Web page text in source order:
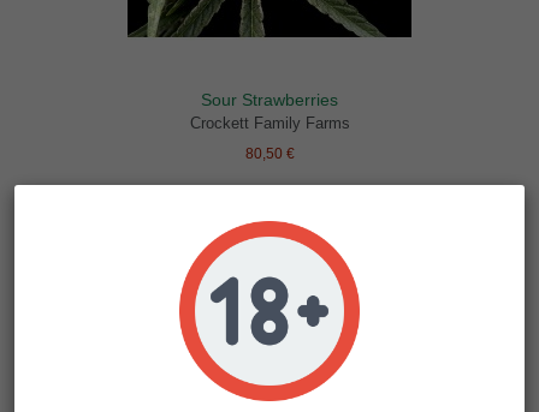
Sour Strawberries
Crockett Family Farms
80,50 €